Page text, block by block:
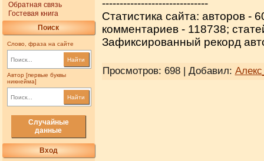
Обратная связь
Гостевая книга
Поиск
Слово, фраза на сайте
Найти
Автор [первые буквы
никнейма]
Найти
Случайные
данные
Вход
------------------------------
Статистика сайта: авторов -
комментариев - 118738;
Зафиксированный рекорд
Просмотров: 698 | Добавил: